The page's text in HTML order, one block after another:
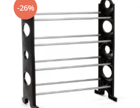
-26%